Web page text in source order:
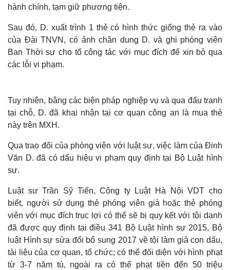
hành chính, tạm giữ phương tiện.
Sau đó, D. xuất trình 1 thẻ có hình thức giống thẻ ra vào
của Đài TNVN, có ảnh chân dung D. và ghi phóng viên
Ban Thời sự cho tổ công tác với mục đích để xin bỏ qua
các lỗi vi phạm.
Tuy nhiên, bằng các biện pháp nghiệp vụ và qua đấu tranh
tại chỗ, D. đã khai nhận tại cơ quan công an là mua thẻ
này trên MXH.
Qua trao đổi của phóng viên với luật sư, việc làm của Đinh
Văn D. đã có dấu hiệu vi phạm quy định tại Bộ Luật hình
sự.
Luật sư Trần Sỹ Tiến, Công ty Luật Hà Nội VDT cho
biết, người sử dụng thẻ phóng viên giả hoặc thẻ phóng
viên với mục đích trục lợi có thể sẽ bị quy kết với tội danh
đã được quy định tại điều 341 Bộ Luật hình sự 2015, Bộ
luật Hình sự sửa đổi bổ sung 2017 về tội làm giả con dấu,
tài liệu của cơ quan, tổ chức; có thể đối diện với hình phạt
từ 3-7 năm tù, ngoài ra có thể phạt tiền đến 50 triệu